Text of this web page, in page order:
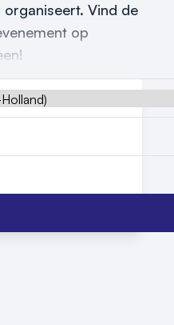
Vind de
op